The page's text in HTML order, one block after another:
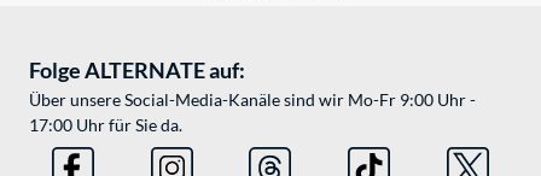
Folge ALTERNATE auf:
Über unsere Social-Media-Kanäle sind wir Mo-Fr 9:00 Uhr -
17:00 Uhr für Sie da.